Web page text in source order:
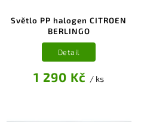
Světlo PP halogen CITROEN
BERLINGO
1 290 Kč / ks
Detail